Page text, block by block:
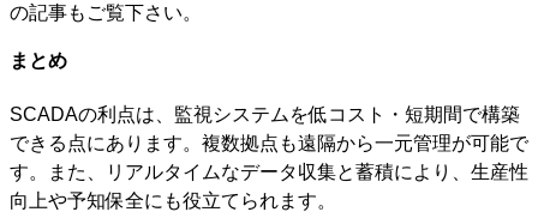
の記事もご覧下さい。
まとめ
SCADAの利点は、監視システムを低コスト・短期間で構築
できる点にあります。複数拠点も遠隔から一元管理が可能で
す。また、リアルタイムなデータ収集と蓄積により、生産性
向上や予知保全にも役立てられます。